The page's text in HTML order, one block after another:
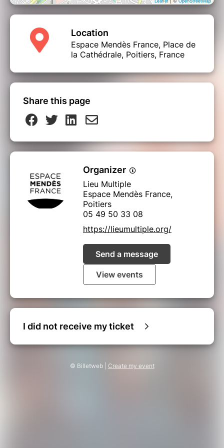
Location
Espace Mendès France, Place de
la Cathédrale, Poitiers, France
Share this page
Organizer
Lieu Multiple
Espace Mendès France,
Poitiers
05 49 50 33 08
https://lieumultiple.org/
Send a message
View events
I did not receive my ticket
© Billetweb | Create my event